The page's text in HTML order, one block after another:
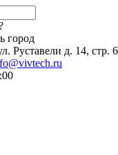
город
Руставели д. 14, стр.